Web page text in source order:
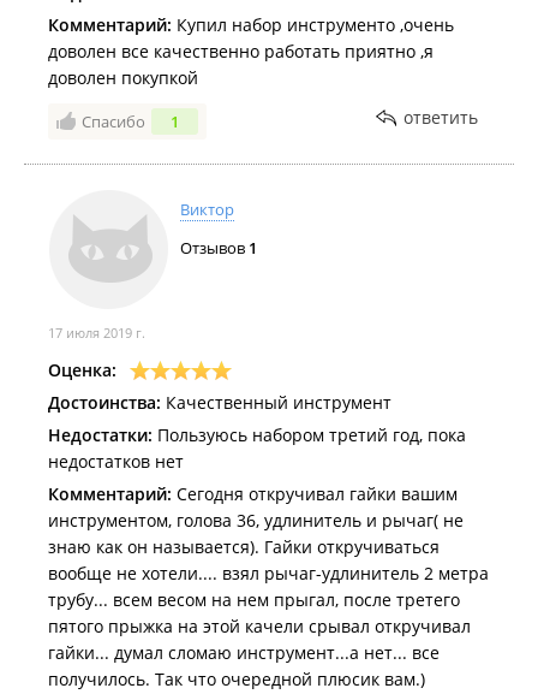
Комментарий: Купил набор инструменто ,очень
доволен все качественно работать приятно ,я
доволен покупкой
Спасибо 1 ответить
Виктор
Отзывов 1
17 июля 2019 г.
Оценка:
Достоинства: Качественный инструмент
Недостатки: Пользуюсь набором третий год, пока
недостатков нет
Комментарий: Сегодня откручивал гайки вашим
инструментом, голова 36, удлинитель и рычаг( не
знаю как он называется). Гайки откручиваться
вообще не хотели.... взял рычаг-удлинитель 2 метра
трубу... всем весом на нем прыгал, после третего
пятого прыжка на этой качели срывал откручивал
гайки... думал сломаю инструмент...а нет... все
получилось. Так что очередной плюсик вам.)